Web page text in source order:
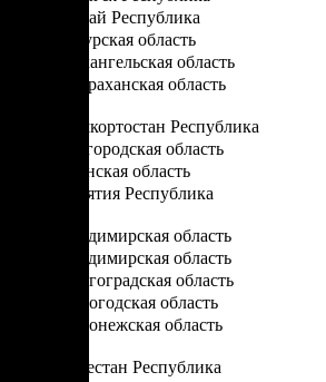
Алтай Республика
Амурская область
Архангельская область
Астраханская область
Башкортостан Республика
Белгородская область
Брянская область
Бурятия Республика
Владимирская область
Владимирская область
Волгоградская область
Вологодская область
Воронежская область
Дагестан Республика